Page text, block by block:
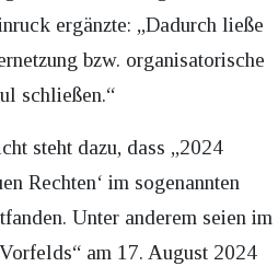
ergänzte: „Dadurch ließe
bzw. organisatorische
schließen.“
steht dazu, dass „2024
Rechten‘ im sogenannten
Unter anderem seien im
am 17. August 2024